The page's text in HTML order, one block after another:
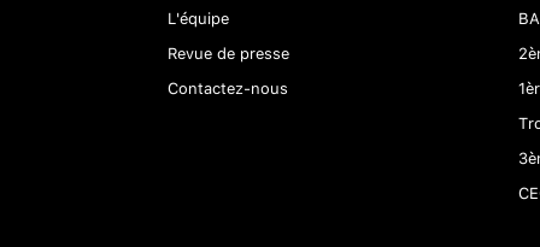
L'équipe
Revue de presse
Contactez-nous